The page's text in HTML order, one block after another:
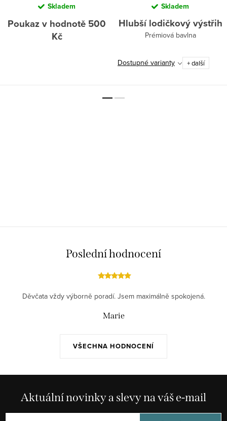
Skladem
Poukaz v hodnotě 500
Kč
Skladem
Hlubší lodičkový výstřih
Prémiová bavlna
Dostupné varianty + další
Poslední hodnocení
VŠECHNA HODNOCENÍ
Děvčata vždy výborně poradí. Jsem maximálně spokojená.
Marie
Aktuální novinky a slevy na váš e-mail